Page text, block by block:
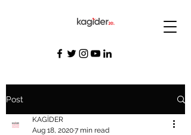
Post
KAGİDER
Aug 18, 20207 min read